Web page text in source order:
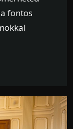
fontos